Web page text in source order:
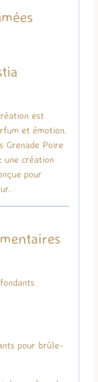
est
et émotion.
Grenade Poire
une création
pour
pour brûle-